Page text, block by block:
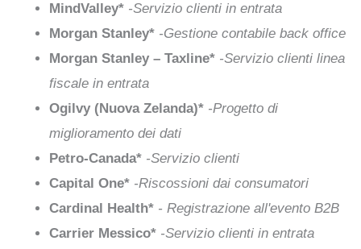
MindValley* -Servizio clienti in entrata
Morgan Stanley* -Gestione contabile back office
Morgan Stanley – Taxline* -Servizio clienti linea
fiscale in entrata
Ogilvy (Nuova Zelanda)* -Progetto di
miglioramento dei dati
Petro-Canada* -Servizio clienti
Capital One* -Riscossioni dai consumatori
Cardinal Health* - Registrazione all'evento B2B
Carrier Messico* -Servizio clienti in entrata